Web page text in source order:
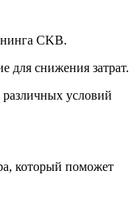
CKB.
для снижения затрат.
условий
который поможет